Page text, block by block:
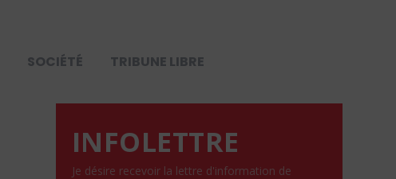
SOCIÉTÉ TRIBUNE LIBRE
INFOLETTRE
Je désire recevoir la lettre d'information de